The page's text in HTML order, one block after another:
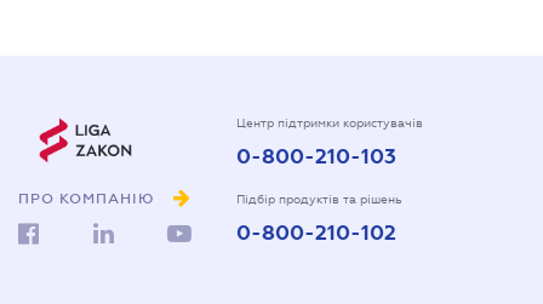
ПРО КОМПАНІЮ
Центр підтримки користувачів
0-800-210-103
Підбір продуктів та рішень
0-800-210-102